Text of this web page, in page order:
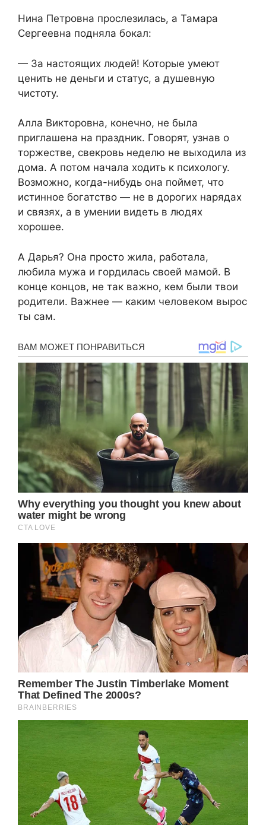
Нина Петровна прослезилась, а Тамара
Сергеевна подняла бокал:
— За настоящих людей! Которые умеют
ценить не деньги и статус, а душевную
чистоту.
Алла Викторовна, конечно, не была
приглашена на праздник. Говорят, узнав о
торжестве, свекровь неделю не выходила из
дома. А потом начала ходить к психологу.
Возможно, когда-нибудь она поймет, что
истинное богатство — не в дорогих нарядах
и связях, а в умении видеть в людях
хорошее.
А Дарья? Она просто жила, работала,
любила мужа и гордилась своей мамой. В
конце концов, не так важно, кем были твои
родители. Важнее — каким человеком вырос
ты сам.